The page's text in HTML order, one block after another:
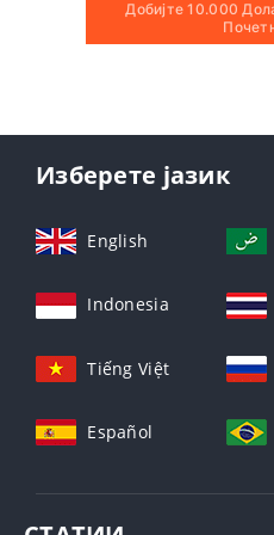
Добијте 10.000
Изберете јазик
English
Indonesia
Tiếng Việt
Español